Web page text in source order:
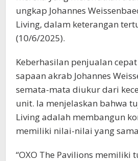
ungkap Johannes
Living, dalam keterangan
(10/6/2025).
Keberhasilan penjualan
sapaan akrab Johannes
semata-mata diukur dari
unit. Ia menjelaskan bahwa
Living adalah membangun
memiliki nilai-nilai yang
“OXO The Pavilions memiliki